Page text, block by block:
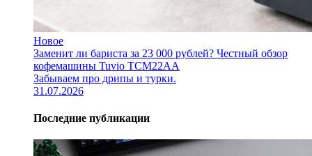
Новое
Заменит ли бариста за 23 000 рублей? Честный обзор
кофемашины Tuvio TCM22AA
Забываем про дрипы и турки.
31.07.2026
Последние публикации